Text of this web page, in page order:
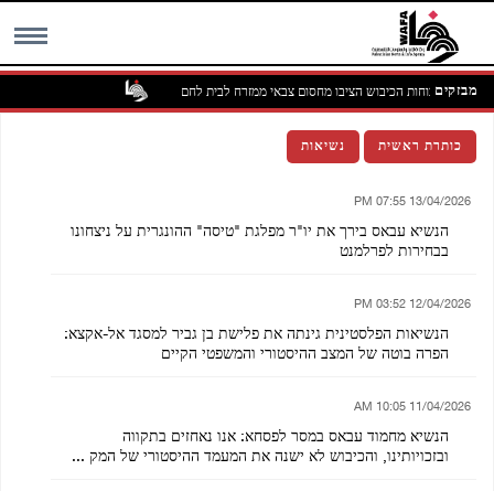
מבזקיםכוחות הכיבוש הציבו מחסום צבאי ממזרח לבית לחם
כותרת ראשית נשיאות
13/04/2026 07:55 PM
הנשיא עבאס בירך את יו"ר מפלגת "טיסה" ההונגרית על ניצחונו
בבחירות לפרלמנט
12/04/2026 03:52 PM
הנשיאות הפלסטינית גינתה את פלישת בן גביר למסגד אל-אקצא:
הפרה בוטה של המצב ההיסטורי והמשפטי הקיים
11/04/2026 10:05 AM
הנשיא מחמוד עבאס במסר לפסחא: אנו נאחזים בתקווה
ובזכויותינו, והכיבוש לא ישנה את המעמד ההיסטורי של המק ...